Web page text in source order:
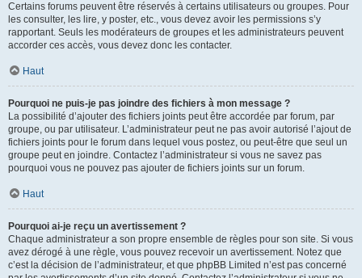
Certains forums peuvent être réservés à certains utilisateurs ou groupes. Pour
les consulter, les lire, y poster, etc., vous devez avoir les permissions s’y
rapportant. Seuls les modérateurs de groupes et les administrateurs peuvent
accorder ces accès, vous devez donc les contacter.
Haut
Pourquoi ne puis-je pas joindre des fichiers à mon message ?
La possibilité d’ajouter des fichiers joints peut être accordée par forum, par
groupe, ou par utilisateur. L’administrateur peut ne pas avoir autorisé l’ajout de
fichiers joints pour le forum dans lequel vous postez, ou peut-être que seul un
groupe peut en joindre. Contactez l’administrateur si vous ne savez pas
pourquoi vous ne pouvez pas ajouter de fichiers joints sur un forum.
Haut
Pourquoi ai-je reçu un avertissement ?
Chaque administrateur a son propre ensemble de règles pour son site. Si vous
avez dérogé à une règle, vous pouvez recevoir un avertissement. Notez que
c’est la décision de l’administrateur, et que phpBB Limited n’est pas concerné